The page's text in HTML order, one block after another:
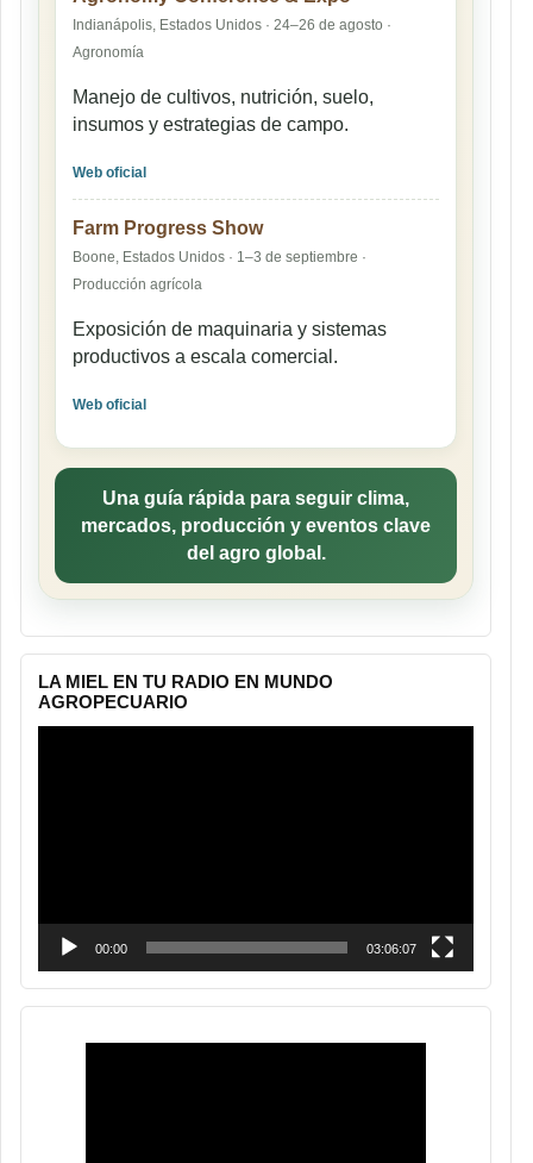
Indianápolis, Estados Unidos · 24–26 de agosto ·
Agronomía
Manejo de cultivos, nutrición, suelo,
insumos y estrategias de campo.
Web oficial
Farm Progress Show
Boone, Estados Unidos · 1–3 de septiembre ·
Producción agrícola
Exposición de maquinaria y sistemas
productivos a escala comercial.
Web oficial
Una guía rápida para seguir clima,
mercados, producción y eventos clave
del agro global.
LA MIEL EN TU RADIO EN MUNDO
AGROPECUARIO
00:00 03:06:07